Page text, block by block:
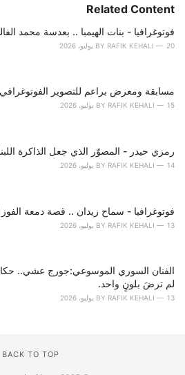
e
o
r
:
Related Content
فوتوغرافيا - بنات الهيمبا .. بعدسة محمد
BY RAFIK KEHALI 20 يوليو، 2026
مسابقة ومعرض براعم للتصوير الفوتوغرافي
BY RAFIK KEHALI 15 يوليو، 2026
رمزي حيدر - المصوّر الذي جعل الذاكرة
BY RAFIK KEHALI 14 يوليو، 2026
فوتوغرافيا - سماح زيدان .. قصة دمعة
BY RAFIK KEHALI 13 يوليو، 2026
الفنان السوري الموسوعي:جورج عشي..
لم ترضَ بلونٍ واحد.
BY RAFIK KEHALI 13 يوليو، 2026
BACK TO TOP